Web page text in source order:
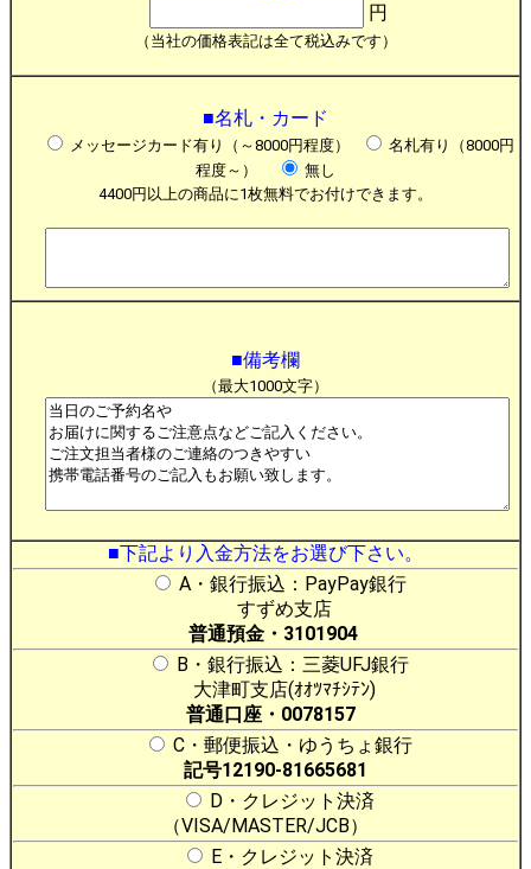
円
（当社の価格表記は全て税込みです）
■名札・カード
メッセージカード有り（～8000円程度）
名札有り（8000円
程度～）
無し
4400円以上の商品に1枚無料でお付けできます。
■備考欄
（最大1000文字）
■下記より入金方法をお選び下さい。
A・銀行振込：PayPay銀行
すずめ支店
普通預金・3101904
B・銀行振込：三菱UFJ銀行
大津町支店(ｵｵﾂﾏﾁｼﾃﾝ)
普通口座・0078157
C・郵便振込・ゆうちょ銀行
記号12190-81665681
D・クレジット決済
（VISA/MASTER/JCB）
E・クレジット決済